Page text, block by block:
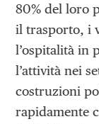
80% del loro
il trasporto, i
l’ospitalità in
l’attività nei
costruzioni
rapidamente